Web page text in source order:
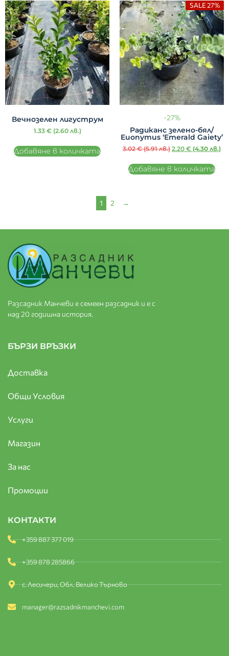
Вечнозелен лигуструм
1.33 € (2.60 лв.)
Добавяне в количката
-27%
Радиканс зелено-бял/
Euonymus ‘Emerald Gaiety’
SALE 27%
3.02€ (5.91 лв.) 2.20 € (4.30 лв.)
Добавяне в количката
1 2 →
Разсадник Манчеви е семеен разсадник и е с
над 20 годишна история.
БЪРЗИ ВРЪЗКИ
Доставка
Общи Условия
Услуги
Магазин
За нас
Промоции
КОНТАКТИ
+359 887 377 019
+359 878 285866
с. Лесичери, Обл. Велико Търново
manager@razsadnikmanchevi.com